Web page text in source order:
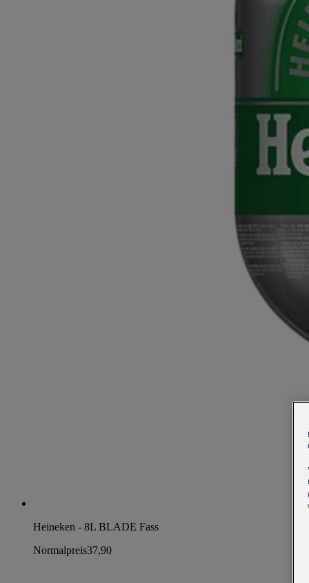
Heineken - 8L BLADE Fass
Normalpreis37,90